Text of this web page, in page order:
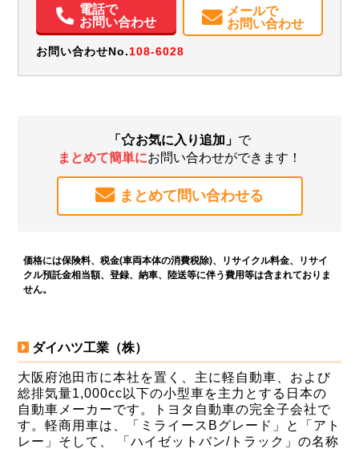
記録簿（一部含む）
取扱説明書（一部含む） メンテナンスノート（保証書）
電話で
お問い合わせ
メールで
お問い合わせ
お問い合わせNo.108-6028
「 お気に入り追加」 で
まとめて簡単にお問い合わせができます！
まとめて問い合わせる
価格には保険料、税金(車両本体の消費税除)、リサイクル料金、リサイ
クル預託金相当額、登録、納車、陸送等に伴う費用等は含まれておりま
せん。
ダイハツ工業（株）
大阪府池田市に本社を置く、主に軽自動車、および
総排気量1,000cc以下の小型車を主力とする日本の
自動車メーカーです。トヨタ自動車の完全子会社で
す。軽商用車は、「ミライースBグレード」と「アト
レー」そして、 「ハイゼットバン/トラック」の名称